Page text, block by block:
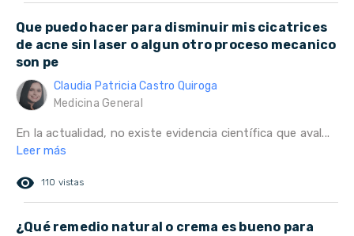
Que puedo hacer para disminuir mis cicatrices
de acne sin laser o algun otro proceso mecanico
son pe
Claudia Patricia Castro Quiroga
Medicina General
En la actualidad, no existe evidencia científica que aval...
Leer más
remove_red_eye 110 vistas
¿Qué remedio natural o crema es bueno para